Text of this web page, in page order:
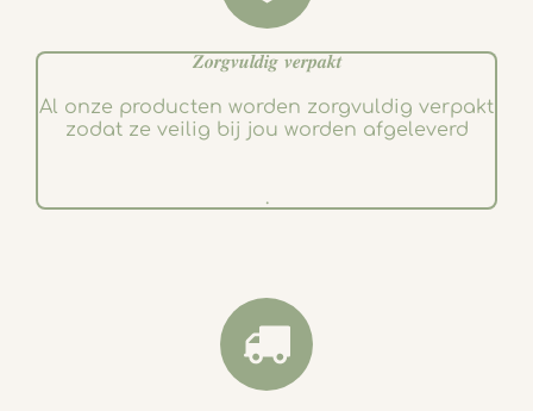
𝒁𝒐𝒓𝒈𝒗𝒖𝒍𝒅𝒊𝒈 𝒗𝒆𝒓𝒑𝒂𝒌𝒕
Al onze producten worden zorgvuldig verpakt
zodat ze veilig bij jou worden afgeleverd
.